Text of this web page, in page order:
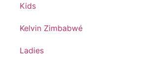
Kids
Kelvin Zimbabwé
Ladies